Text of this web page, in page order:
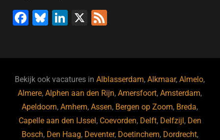
F
b
o
o
k
Bl
ky
Li
dI
n
X
Bekijk ook vacatures inAlblasserdam,Alkmaar,Almelo,
Almere,Alphen aan den Rijn,Amersfoort,Amsterdam,
Apeldoorn,Arnhem,Assen, Bergen op Zoom, Breda,
Capelle aan den IJssel , Coevorden, Delft, Delfzijl , Den
Bosch, Den Haag, Deventer, Doetinchem, Dordrecht,